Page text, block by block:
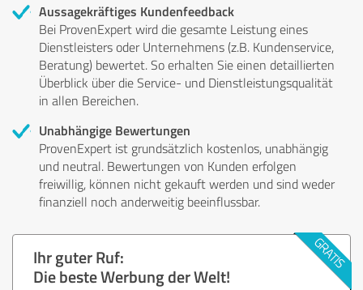
Aussagekräftiges Kundenfeedback
Bei ProvenExpert wird die gesamte Leistung eines
Dienstleisters oder Unternehmens (z.B. Kundenservice,
Beratung) bewertet. So erhalten Sie einen detaillierten
Überblick über die Service- und Dienstleistungsqualität
in allen Bereichen.
Unabhängige Bewertungen
ProvenExpert ist grundsätzlich kostenlos, unabhängig
und neutral. Bewertungen von Kunden erfolgen
freiwillig, können nicht gekauft werden und sind weder
finanziell noch anderweitig beeinflussbar.
Ihr guter Ruf:
Die beste Werbung der Welt!